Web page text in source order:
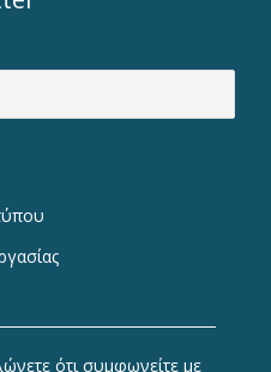
ότι συμφωνείτε με